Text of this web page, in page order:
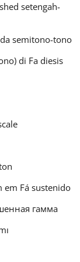
setengah-
semitono-tono
di Fa diesis
em Fá sustenido
гамма